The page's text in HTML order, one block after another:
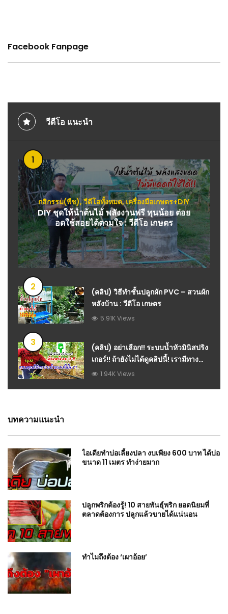
Facebook Fanpage
วีดีโอ แนะนำ
1
กสิกรรม(พืช),วีดีโอทั้งหมด,เครื่องมือเกษตร+DIY
DIY ชุดให้น้ำต้นไม้ พลังงานฟรี ทุนน้อย ต่อย
อดใช้สอยได้ตามใจ : วีดีโอ เกษตร
2
(คลิป) วิธีทำชั้นปลูกผัก PVC – สวนผัก
หลังบ้าน : วีดีโอ เกษตร
5.91K Views
3
(คลิป) อย่าเลือก!! ระบบน้ำหัวมินิสปริง
เกอร์!! ถ้ายังไม่ได้ดูคลิปนี้! เรามีทาง
แก้!! : วีดีโอ เกษตร
1.94K Views
บทความแนะนำ
ไอเดียทำบ่อเลี้ยงปลา งบเพียง 600 บาท ได้บ่อ
ขนาด 11 เมตร ทำง่ายมาก
ปลูกพริกต้องรู้! 10 สายพันธุ์พริก ยอดนิยมที่
ตลาดต้องการ ปลูกแล้วขายได้แน่นอน
ทำไมถึงต้อง ‘เผาอ้อย’